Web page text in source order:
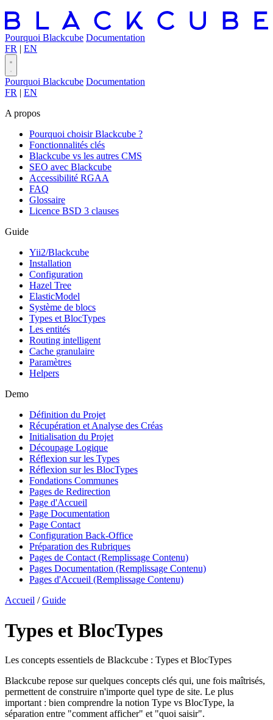
Pourquoi Blackcube Documentation
FR | EN
Pourquoi Blackcube Documentation
FR | EN
A propos
Pourquoi choisir Blackcube ?
Fonctionnalités clés
Blackcube vs les autres CMS
SEO avec Blackcube
Accessibilité RGAA
FAQ
Glossaire
Licence BSD 3 clauses
Guide
Yii2/Blackcube
Installation
Configuration
Hazel Tree
ElasticModel
Système de blocs
Types et BlocTypes
Les entités
Routing intelligent
Cache granulaire
Paramètres
Helpers
Demo
Définition du Projet
Récupération et Analyse des Créas
Initialisation du Projet
Découpage Logique
Réflexion sur les Types
Réflexion sur les BlocTypes
Fondations Communes
Pages de Redirection
Page d'Accueil
Page Documentation
Page Contact
Configuration Back-Office
Préparation des Rubriques
Pages de Contact (Remplissage Contenu)
Pages Documentation (Remplissage Contenu)
Pages d'Accueil (Remplissage Contenu)
Accueil / Guide
Types et BlocTypes
Les concepts essentiels de Blackcube : Types et BlocTypes
Blackcube repose sur quelques concepts clés qui, une fois maîtrisés,
permettent de construire n'importe quel type de site. Le plus
important : bien comprendre la notion Type vs BlocType, la
séparation entre "comment afficher" et "quoi saisir".